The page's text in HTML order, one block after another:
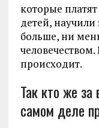
которые
детей,
больше, ни
происходит.
Так кто же
самом деле